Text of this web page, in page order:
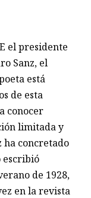
el presidente
Sanz, el
está
de esta
conocer
limitada y
ha concretado
escribió
de 1928,
en la revista